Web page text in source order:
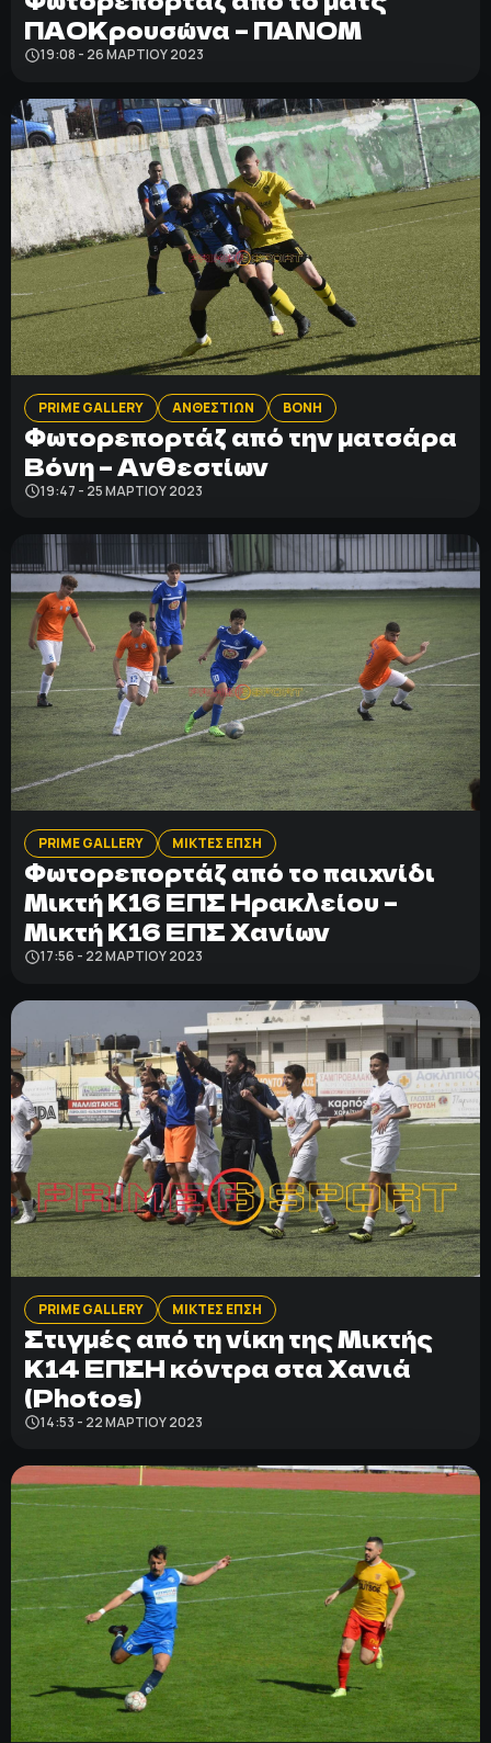
ΠΑΟΚρουσώνα – ΠΑΝΟΜ
19:08 - 26 ΜΑΡΤΊΟΥ 2023
PRIME GALLERY ΑΝΘΕΣΤΙΩΝ ΒΟΝΗ
Φωτορεπορτάζ από την ματσάρα
Βόνη – Ανθεστίων
19:47 - 25 ΜΑΡΤΊΟΥ 2023
PRIME GALLERY ΜΙΚΤΕΣ ΕΠΣΗ
Φωτορεπορτάζ από το παιχνίδι
Μικτή Κ16 ΕΠΣ Ηρακλείου –
Μικτή Κ16 ΕΠΣ Χανίων
17:56 - 22 ΜΑΡΤΊΟΥ 2023
PRIME GALLERY ΜΙΚΤΕΣ ΕΠΣΗ
Στιγμές από τη νίκη της Μικτής
Κ14 ΕΠΣΗ κόντρα στα Χανιά
(Photos)
14:53 - 22 ΜΑΡΤΊΟΥ 2023